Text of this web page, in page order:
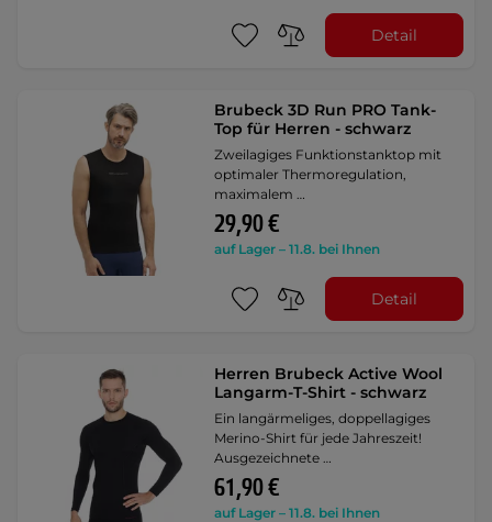
Detail
Brubeck 3D Run PRO Tank-
Top für Herren - schwarz
Zweilagiges Funktionstanktop mit
optimaler Thermoregulation,
maximalem …
29,90 €
auf Lager – 11.8. bei Ihnen
Detail
Herren Brubeck Active Wool
Langarm-T-Shirt - schwarz
Ein langärmeliges, doppellagiges
Merino-Shirt für jede Jahreszeit!
Ausgezeichnete …
61,90 €
auf Lager – 11.8. bei Ihnen